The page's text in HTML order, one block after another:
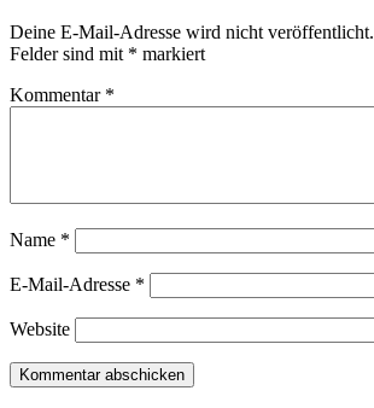
Leave
a
Deine E-Mail-Adresse wird nicht veröffentlicht.
Felder sind mit * markiert
Kommentar *
Name *
E-Mail-Adresse *
Website